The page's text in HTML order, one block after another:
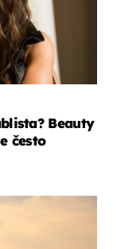
Beauty
često